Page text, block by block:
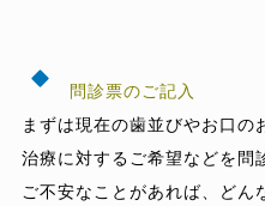
問診票のご記入
まずは現在の歯並びやお口の
治療に対するご希望などを問
ご不安なことがあれば、ど